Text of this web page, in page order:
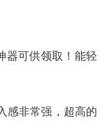
器可供领取！能轻
感非常强，超高的